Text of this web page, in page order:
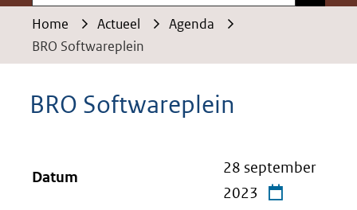
Home Actueel
Agenda
BRO Softwareplein
BRO Softwareplein
Datum
28 september
2023